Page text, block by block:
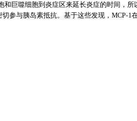
和巨噬细胞到炎症区来延长炎症的时间，
参与胰岛素抵抗。基于这些发现，MCP-1